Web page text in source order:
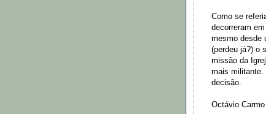
Como se
decorreram
mesmo desde
(perdeu já?) o
missão da
mais militante.
decisão.
Octávio Carmo